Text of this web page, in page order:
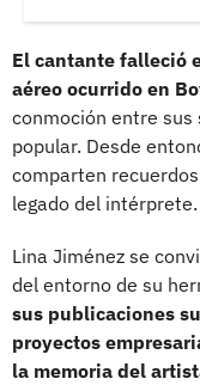
El cantante falleció
aéreo ocurrido en
conmoción entre sus
popular. Desde
comparten
legado del intérprete.
Lina Jiménez se
del entorno de su
sus publicaciones
proyectos
la memoria del